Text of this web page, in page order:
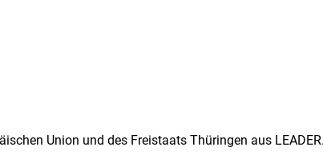
Union und des Freistaats Thüringen aus LEADER.